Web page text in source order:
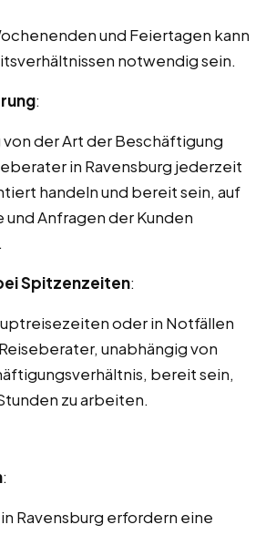
und Feiertagen kann
notwendig sein.
:
der Art der Beschäftigung
in Ravensburg jederzeit
handeln und bereit sein, auf
und Anfragen der Kunden
Spitzenzeiten:
oder in Notfällen
unabhängig von
bereit sein,
zu arbeiten.
:
Ravensburg erfordern eine